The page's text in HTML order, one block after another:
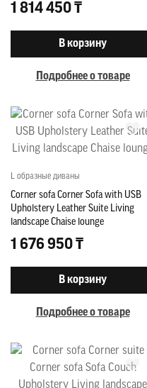
1 814 450 ₸
В корзину
Подробнее о товаре
L образные диваны
Corner sofa Corner Sofa with USB
Upholstery Leather Suite Living
landscape Chaise lounge
1 676 950 ₸
В корзину
Подробнее о товаре